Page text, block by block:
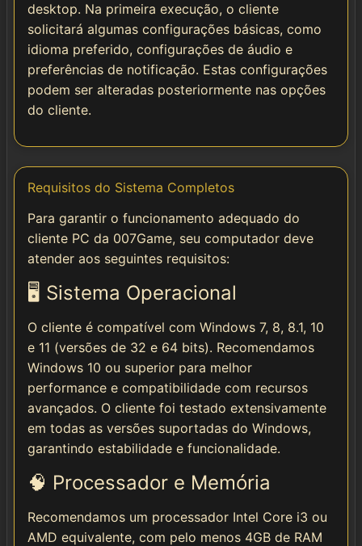
desktop. Na primeira execução, o cliente
solicitará algumas configurações básicas, como
idioma preferido, configurações de áudio e
preferências de notificação. Estas configurações
podem ser alteradas posteriormente nas opções
do cliente.
Requisitos do Sistema Completos
Para garantir o funcionamento adequado do
cliente PC da 007Game, seu computador deve
atender aos seguintes requisitos:
🖥️ Sistema Operacional
O cliente é compatível com Windows 7, 8, 8.1, 10
e 11 (versões de 32 e 64 bits). Recomendamos
Windows 10 ou superior para melhor
performance e compatibilidade com recursos
avançados. O cliente foi testado extensivamente
em todas as versões suportadas do Windows,
garantindo estabilidade e funcionalidade.
🧠 Processador e Memória
Recomendamos um processador Intel Core i3 ou
AMD equivalente, com pelo menos 4GB de RAM